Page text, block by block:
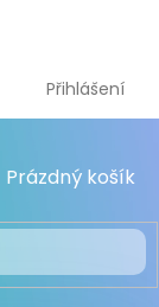
Přihlášení
NÁKUPNÍ KOŠÍK
Prázdný košík